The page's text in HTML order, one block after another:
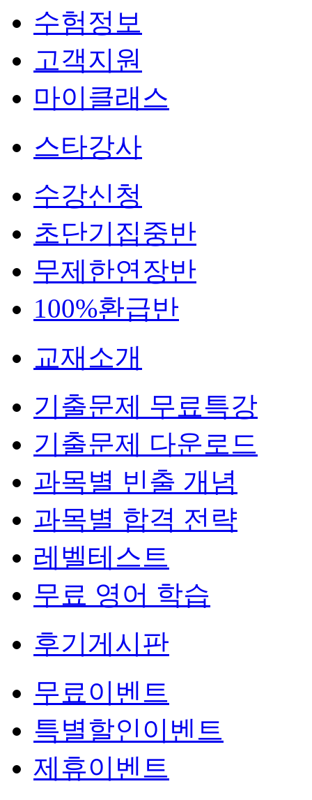
수험정보
고객지원
마이클래스
스타강사
수강신청
초단기집중반
무제한연장반
100%환급반
교재소개
기출문제 무료특강
기출문제 다운로드
과목별 빈출 개념
과목별 합격 전략
레벨테스트
무료 영어 학습
후기게시판
무료이벤트
특별할인이벤트
제휴이벤트